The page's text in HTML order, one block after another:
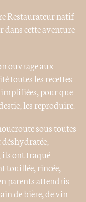
Restaurateur natif
dans cette aventure
ouvrage aux
toutes les recettes
pour que
les reproduire.
sous toutes
ils ont traqué
touillée, rincée,
parents attendris –
de bière, de vin